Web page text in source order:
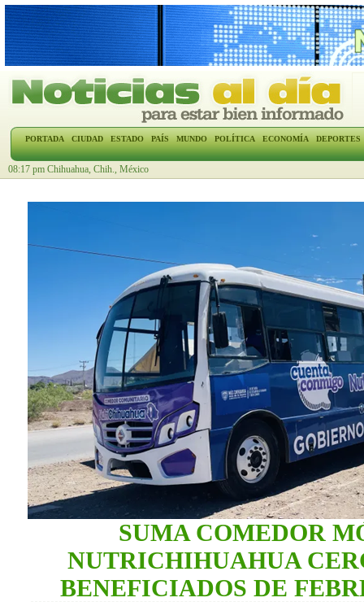
PORTADA CIUDAD ESTADO PAÍS MUNDO POLÍTICA ECONOMÍA DEPORTES
08:17 pm Chihuahua, Chih., México
SUMA COMEDOR
NUTRICHIHUAHUA
BENEFICIADOS DE